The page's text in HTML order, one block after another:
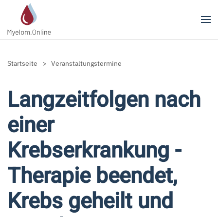
Zum Hauptinhalt springen
Startseite Veranstaltungstermine
Langzeitfolgen nach
einer
Krebserkrankung -
Therapie beendet,
Krebs geheilt und